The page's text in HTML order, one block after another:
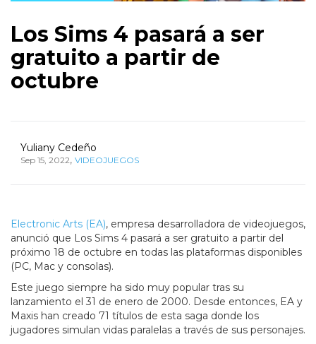
Los Sims 4 pasará a ser
gratuito a partir de
octubre
Yuliany Cedeño
Sep 15, 2022, VIDEOJUEGOS
Electronic Arts (EA), empresa desarrolladora de videojuegos,
anunció que Los Sims 4 pasará a ser gratuito a partir del
próximo 18 de octubre en todas las plataformas disponibles
(PC, Mac y consolas).
Este juego siempre ha sido muy popular tras su
lanzamiento el 31 de enero de 2000. Desde entonces, EA y
Maxis han creado 71 títulos de esta saga donde los
jugadores simulan vidas paralelas a través de sus personajes.